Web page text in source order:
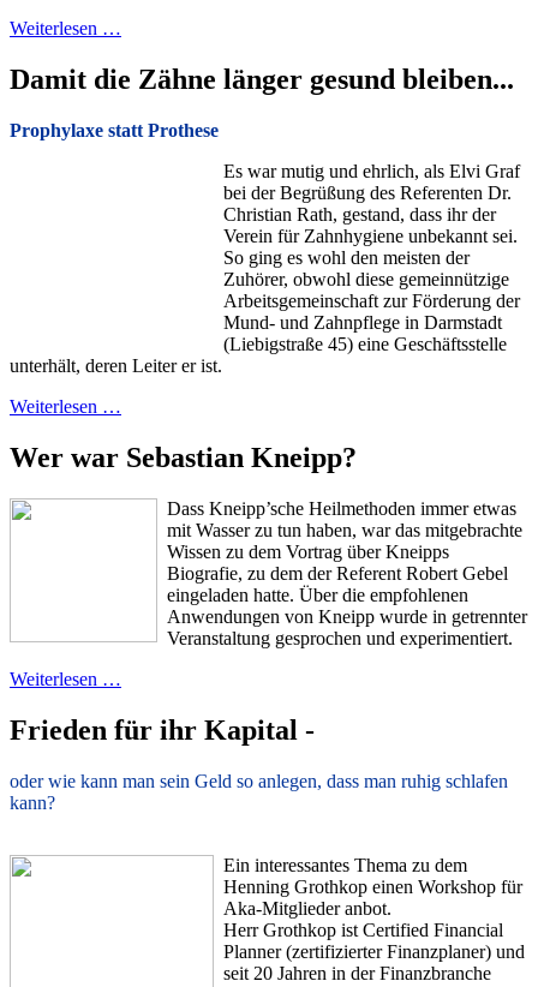
Weiterlesen …
Damit die Zähne länger gesund bleiben...
Prophylaxe statt Prothese
Es war mutig und ehrlich, als Elvi Graf
bei der Begrüßung des Referenten Dr.
Christian Rath, gestand, dass ihr der
Verein für Zahnhygiene unbekannt sei.
So ging es wohl den meisten der
Zuhörer, obwohl diese gemeinnützige
Arbeitsgemeinschaft zur Förderung der
Mund- und Zahnpflege in Darmstadt
(Liebigstraße 45) eine Geschäftsstelle
unterhält, deren Leiter er ist.
Weiterlesen …
Wer war Sebastian Kneipp?
Dass Kneipp’sche Heilmethoden immer etwas
mit Wasser zu tun haben, war das mitgebrachte
Wissen zu dem Vortrag über Kneipps
Biografie, zu dem der Referent Robert Gebel
eingeladen hatte. Über die empfohlenen
Anwendungen von Kneipp wurde in getrennter
Veranstaltung gesprochen und experimentiert.
Weiterlesen …
Frieden für ihr Kapital -
oder wie kann man sein Geld so anlegen, dass man ruhig schlafen
kann?
Ein interessantes Thema zu dem
Henning Grothkop einen Workshop für
Aka-Mitglieder anbot.
Herr Grothkop ist Certified Financial
Planner (zertifizierter Finanzplaner) und
seit 20 Jahren in der Finanzbranche